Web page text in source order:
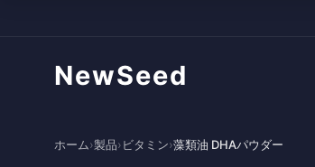
NewSeed
ホーム›製品›ビタミン›藻類油 DHAパウダー